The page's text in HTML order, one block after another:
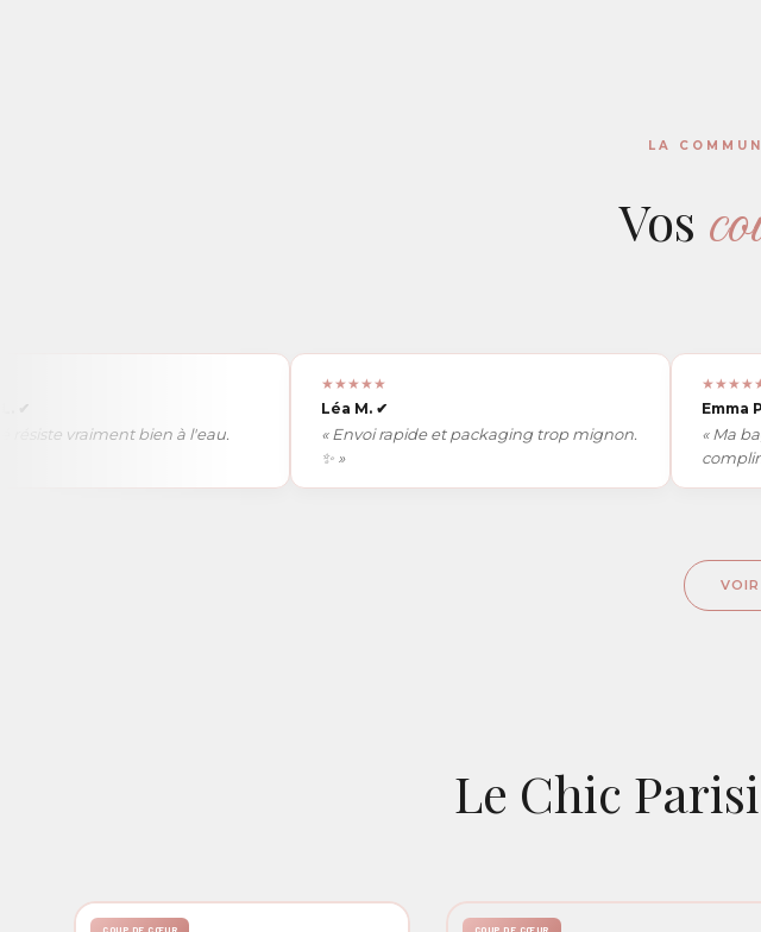
LA
Vos
vraiment bien à l'eau.
★★★★★
✔
« Envoi rapide et packaging trop mignon.
★★★★★
Emma P.✔
« Ma bague
compliments !
Le Chic